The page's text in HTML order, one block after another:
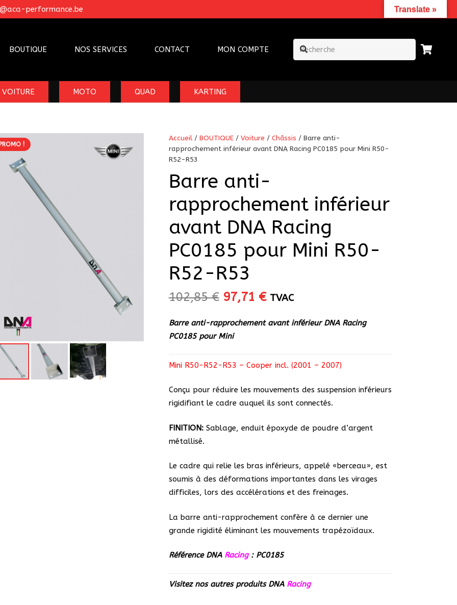
performance.be
BOUTIQUE NOS SERVICES CONTACT MON COMPTE
VOITURE MOTO QUAD KARTING
PROMO !
Accueil/ BOUTIQUE/ Voiture / Châssis / Barre anti-
rapprochement inférieur avant DNA Racing PC0185 pour Mini R50-
R52-R53
Barre anti-
rapprochement inférieur
avant DNA Racing
PC0185 pour Mini R50-
R52-R53
102,85€ Le
initial
était :
97,71 €Le
actuel
TVAC
Barre anti-rapprochement avant inférieur DNA Racing
PC0185 pour Mini
Mini R50-R52-R53 – Cooper incl. (2001 – 2007)
Conçu pour réduire les mouvements des suspension inférieurs
rigidifiant le cadre auquel ils sont connectés.
FINITION: Sablage, enduit époxyde de poudre d’argent
métallisé.
Le cadre qui relie les bras inférieurs, appelé «berceau», est
soumis à des déformations importantes dans les virages
difficiles, lors des accélérations et des freinages.
La barre anti-rapprochement confère à ce dernier une
grande rigidité éliminant les mouvements trapézoïdaux.
Référence DNA Racing: PC0185
Visitez nos autres produits DNA Racing
Translate »